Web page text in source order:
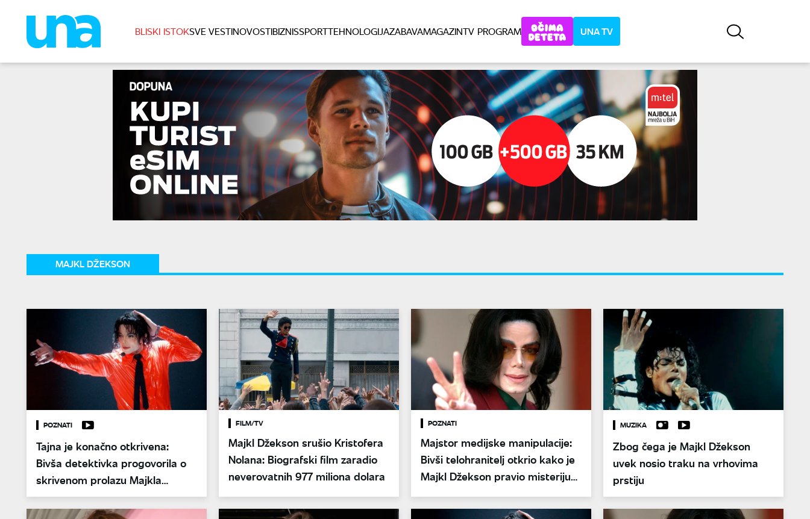
BLISKI ISTOKSVE VESTINOVOSTIBIZNISSPORTTEHNOLOGIJAZABAVAMAGAZINTV PROGRAM UNA TV
MAJKL DŽEKSON
POZNATI
Tajna je konačno otkrivena:
Bivša detektivka progovorila o
skrivenom prolazu Majkla
Džeksona
FILM/TV
Majkl Džekson srušio Kristofera
Nolana: Biografski film zaradio
neverovatnih 977 miliona dolara
POZNATI
Majstor medijske manipulacije:
Bivši telohranitelj otkrio kako je
Majkl Džekson pravio misteriju
od svog izgleda
MUZIKA
Zbog čega je Majkl Džekson
uvek nosio traku na vrhovima
prstiju